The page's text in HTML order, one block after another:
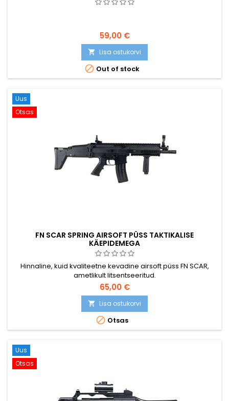
59,00 €
 Lisa ostukorvi
 Out of stock
Uus
Otsas
FN SCAR SPRING AIRSOFT PÜSS TAKTIKALISE
KÄEPIDEMEGA
Hinnaline, kuid kvaliteetne kevadine airsoft püss FN SCAR,
ametlikult litsentseeritud.
65,00 €
 Lisa ostukorvi
 Otsas
Uus
Otsas